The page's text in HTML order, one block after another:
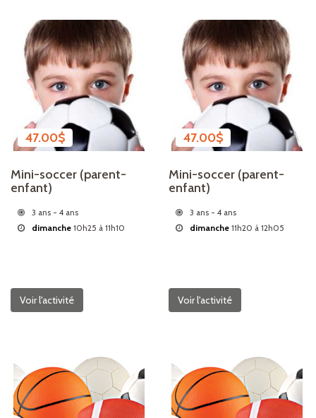
47.00$
Mini-soccer (parent-
enfant)
3 ans - 4 ans
dimanche 10h25 à 11h10
Voir l'activité
47.00$
Mini-soccer (parent-
enfant)
3 ans - 4 ans
dimanche 11h20 à 12h05
Voir l'activité